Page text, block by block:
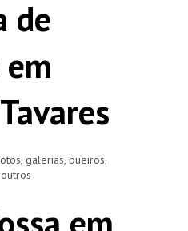
de
galerias, bueiros,